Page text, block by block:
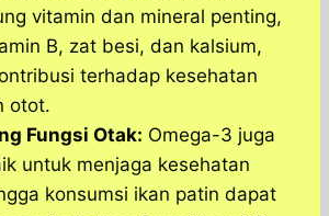
vitamin dan mineral penting,
B, zat besi, dan kalsium,
terhadap kesehatan
otot.
Fungsi Otak: Omega-3 juga
untuk menjaga kesehatan
konsumsi ikan patin dapat